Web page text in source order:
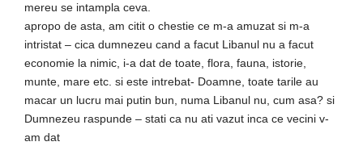
mereu se intampla ceva.
apropo de asta, am citit o chestie ce m-a amuzat si m-a
intristat – cica dumnezeu cand a facut Libanul nu a facut
economie la nimic, i-a dat de toate, flora, fauna, istorie,
munte, mare etc. si este intrebat- Doamne, toate tarile au
macar un lucru mai putin bun, numa Libanul nu, cum asa? si
Dumnezeu raspunde – stati ca nu ati vazut inca ce vecini v-
am dat